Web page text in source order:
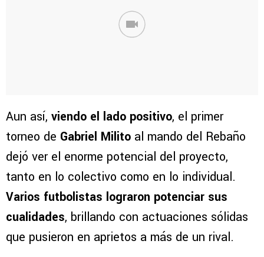
Aun así, viendo el lado positivo, el primer
torneo de Gabriel Milito al mando del Rebaño
dejó ver el enorme potencial del proyecto,
tanto en lo colectivo como en lo individual.
Varios futbolistas lograron potenciar sus
cualidades, brillando con actuaciones sólidas
que pusieron en aprietos a más de un rival.